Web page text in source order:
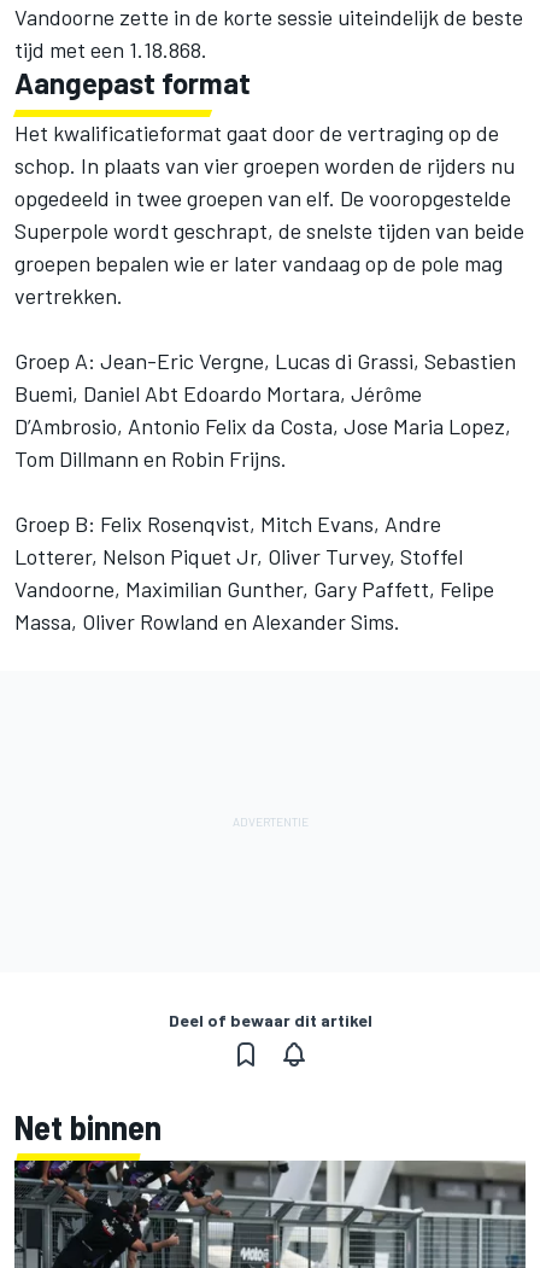
Vandoorne zette in de korte sessie uiteindelijk de beste
tijd met een 1.18.868.
Aangepast format
Het kwalificatieformat gaat door de vertraging op de
schop. In plaats van vier groepen worden de rijders nu
opgedeeld in twee groepen van elf. De vooropgestelde
Superpole wordt geschrapt, de snelste tijden van beide
groepen bepalen wie er later vandaag op de pole mag
vertrekken.
Groep A: Jean-Eric Vergne, Lucas di Grassi, Sebastien
Buemi, Daniel Abt Edoardo Mortara, Jérôme
D’Ambrosio, Antonio Felix da Costa, Jose Maria Lopez,
Tom Dillmann en Robin Frijns.
Groep B: Felix Rosenqvist, Mitch Evans, Andre
Lotterer, Nelson Piquet Jr, Oliver Turvey, Stoffel
Vandoorne, Maximilian Gunther, Gary Paffett, Felipe
Massa, Oliver Rowland en Alexander Sims.
Deel of bewaar dit artikel
Net binnen